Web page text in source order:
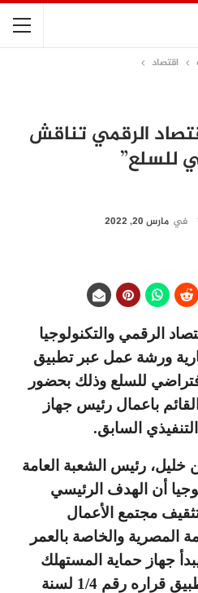
اقتصاد
الرقمي تناقش
للسلع”
في مارس 20, 2022
الرقمي والتكنولوجيا
ورشة عمل عبر تطبيق
للسلع وذلك بحضور
باعمال رئيس جهاز
السابق.
رئيس الشعبة العامة
أن الهدف الرئيسي
مجتمع الأعمال
المصرية والخاصة بالعمر
جهاز حماية المستهلك
اعتبارا من مايو المقبل تطبيق قراره رقم 1/4 لسنة